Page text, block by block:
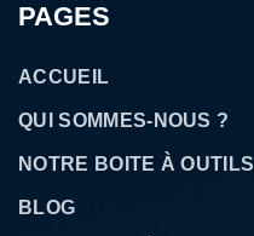
PAGES
ACCUEIL
QUI SOMMES-NOUS ?
NOTRE BOITE À OUTILS
BLOG